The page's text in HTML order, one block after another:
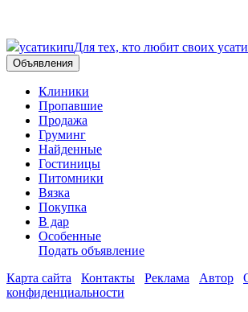
усатикиruДля тех, кто любит своих
Объявления
Клиники
Пропавшие
Продажа
Груминг
Найденные
Гостиницы
Питомники
Вязка
Покупка
В дар
Особенные
Подать объявление
Карта сайта
Контакты Реклама Автор
конфиденциальности